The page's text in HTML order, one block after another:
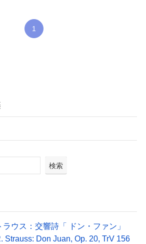
1
検索
ウス：交響詩「 ドン・ファン」
Strauss: Don Juan, Op. 20, TrV 156